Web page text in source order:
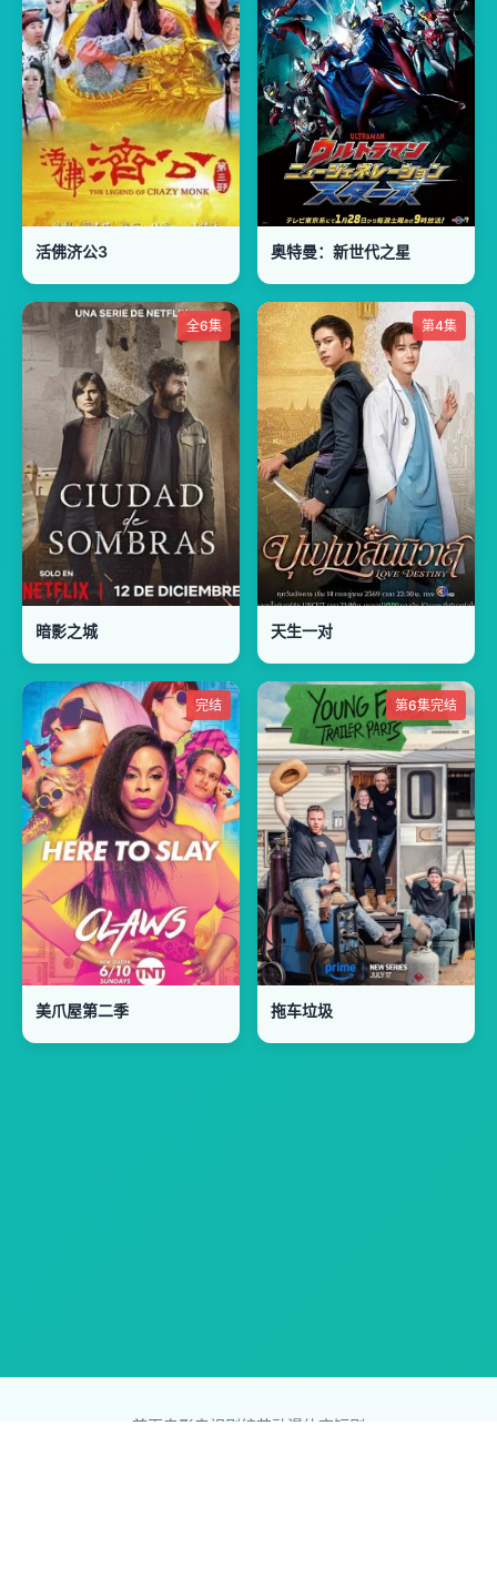
活佛济公3 奥特曼：新世代之星
全6集
暗影之城
第4集
天生一对
完结
美爪屋第二季
第6集完结
拖车垃圾
首页电影电视剧综艺动漫体育短剧